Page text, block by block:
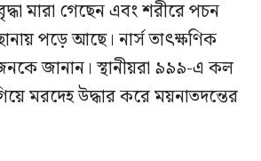
মারা গেছেন এবং শরীরে পচন
পড়ে আছে। নার্স তাৎক্ষণিক
জানান। স্থানীয়রা ৯৯৯-এ কল
মরদেহ উদ্ধার করে ময়নাতদন্তের